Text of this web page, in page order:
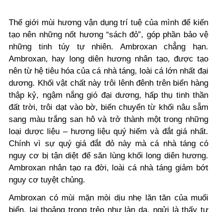
Thế giới mùi hương vận dụng trí tuệ của mình để kiến
tạo nên những nốt hương “sách đỏ”, góp phần bảo vệ
những tinh túy tự nhiên. Ambroxan chẳng hạn.
Ambroxan, hay long diên hương nhân tạo, được tạo
nên từ hệ tiêu hóa của cá nhà táng, loài cá lớn nhất đại
dương. Khối vật chất này trôi lênh đênh trên biển hàng
thập kỷ, ngậm nắng gió đại dương, hấp thụ tinh thần
đất trời, trôi dạt vào bờ, biến chuyển từ khối nâu sẫm
sang màu trắng san hô và trở thành một trong những
loại dược liệu – hương liệu quý hiếm và đắt giá nhất.
Chính vì sự quý giá đắt đỏ này mà cá nhà táng có
nguy cơ bị tận diệt để săn lùng khối long diên hương.
Ambroxan nhân tạo ra đời, loài cá nhà táng giảm bớt
nguy cơ tuyệt chủng.
Ambroxan có mùi mặn mòi dịu nhẹ lăn tăn của muối
biển, lại thoảng trong trẻo như làn da, ngửi là thấy tự